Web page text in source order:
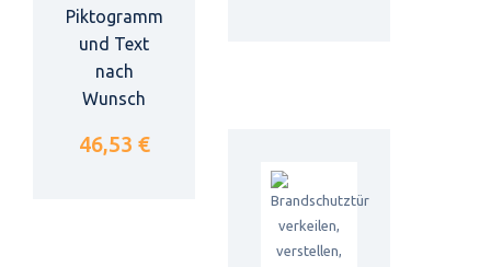
Piktogramm
und Text
nach
Wunsch
46,53 €